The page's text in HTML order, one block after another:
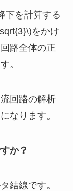
下を計算する
をかけ
路全体の正
。
回路の解析
なります。
か？
結線です。